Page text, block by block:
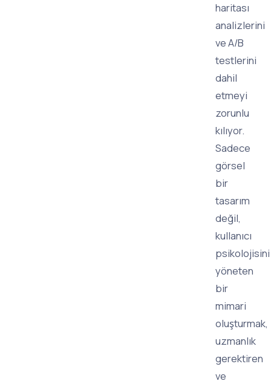
haritası
analizlerini
ve A/B
testlerini
dahil
etmeyi
zorunlu
kılıyor.
Sadece
görsel
bir
tasarım
değil,
kullanıcı
psikolojisini
yöneten
bir
mimari
oluşturmak,
uzmanlık
gerektiren
ve